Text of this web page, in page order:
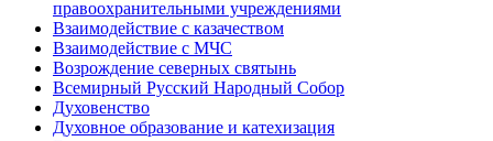
правоохранительными учреждениями
Взаимодействие с казачеством
Взаимодействие с МЧС
Возрождение северных святынь
Всемирный Русский Народный Собор
Духовенство
Духовное образование и катехизация